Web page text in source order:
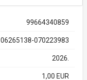
99664340859
06265138-070223983
2026.
1,00 EUR